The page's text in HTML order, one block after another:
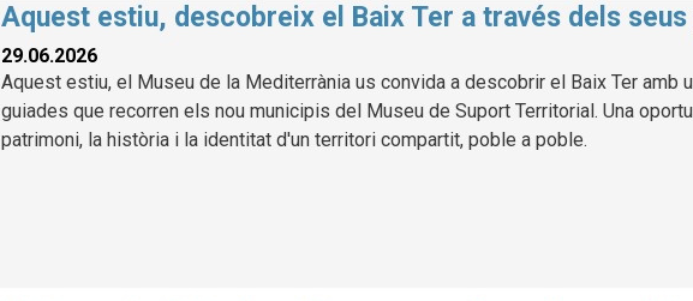
Aquest estiu, descobreix el Baix Ter a través dels
29.06.2026
Aquest estiu, el Museu de la Mediterrània us convida a descobrir el Baix Ter amb
guiades que recorren els nou municipis del Museu de Suport Territorial. Una
patrimoni, la història i la identitat d'un territori compartit, poble a poble.